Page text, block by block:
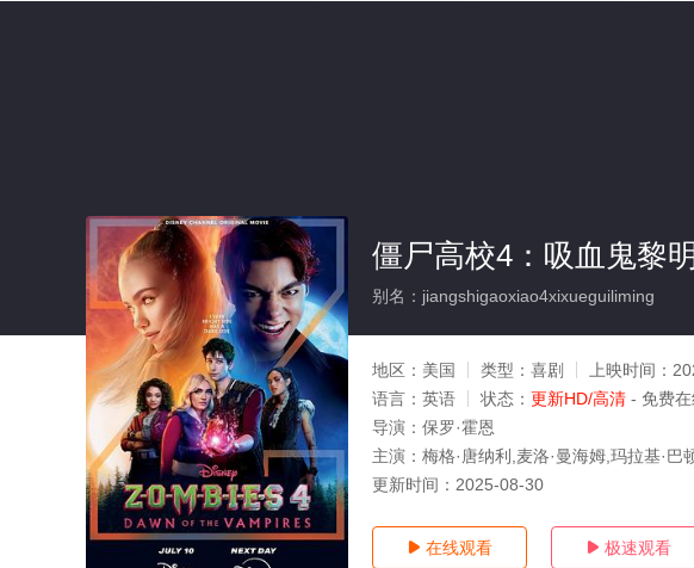
僵尸高校4：吸血鬼黎明
别名：jiangshigaoxiao4xixueguiliming
地区： 美国 类型： 喜剧 上映时间：
语言： 英语 状态： 更新HD/高清 - 免费
导演： 保罗·霍恩
主演： 梅格·唐纳利,麦洛·曼海姆,玛拉基·巴
更新时间： 2025-08-30
 在线观看  极速观看